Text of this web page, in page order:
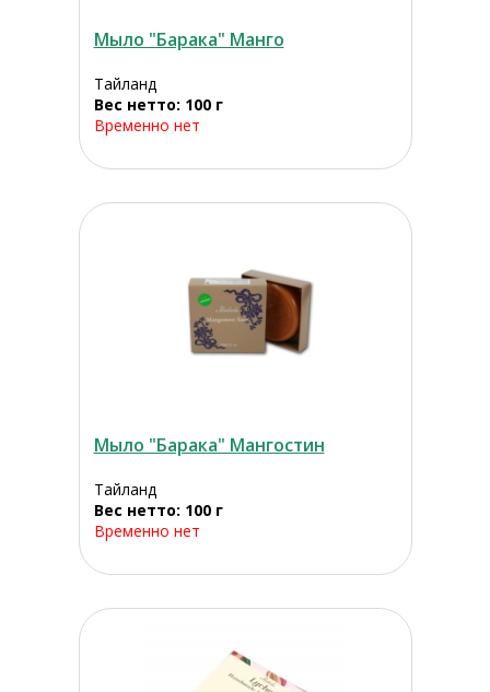
Мыло "Барака" Манго
Тайланд
Вес нетто: 100 г
Временно нет
Мыло "Барака" Мангостин
Тайланд
Вес нетто: 100 г
Временно нет